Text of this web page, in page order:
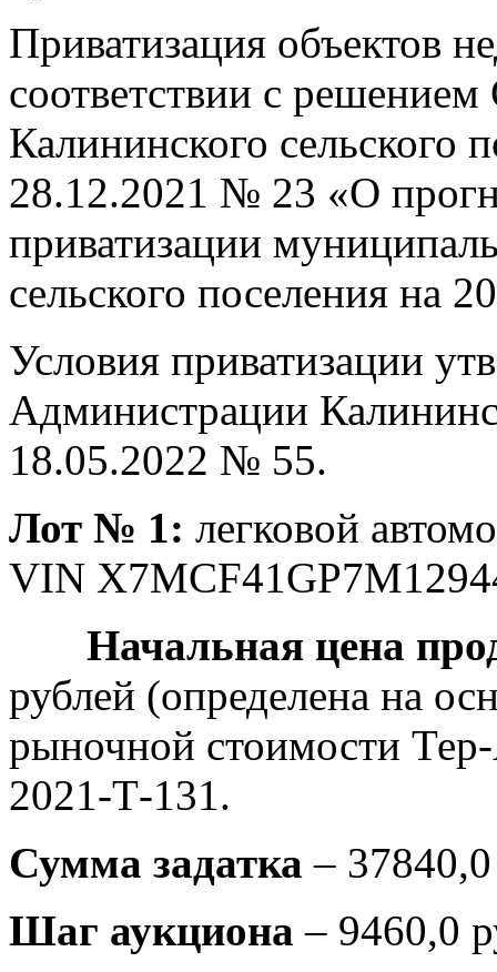
Приватизация объектов
соответствии с
Калининского сельского
28.12.2021 № 23 «О
приватизации
сельского поселения на
Условия приватизации
Администрации
18.05.2022 № 55.
Лот № 1: легковой
VIN
Начальная цена
рублей (определена на
рыночной стоимости
2021-Т-131.
Сумма задатка –
Шаг аукциона – 9460,0